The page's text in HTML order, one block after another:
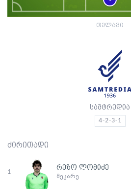
სამტრედია
4-2-3-1
ძირითადი
1
რეზო ლომიძე
მეკარე
თელავი